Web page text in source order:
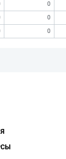
0
0
0